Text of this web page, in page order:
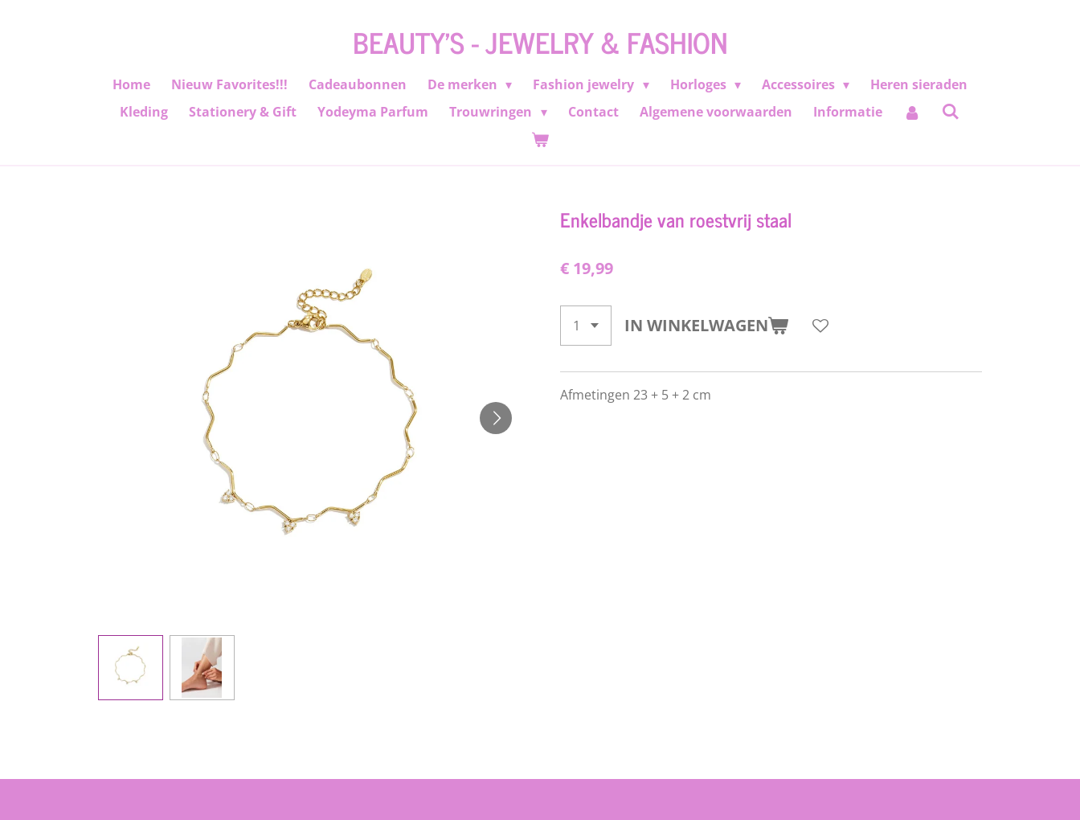
BEAUTY'S - JEWELRY & FASHION
Home Nieuw Favorites!!! Cadeaubonnen De merken Fashion jewelry Horloges Accessoires
Heren sieraden
Kleding
Stationery & Gift Yodeyma Parfum Trouwringen Contact Algemene voorwaarden Informatie
Enkelbandje van roestvrij staal
€ 19,99
IN WINKELWAGEN
Afmetingen 23 + 5 + 2 cm